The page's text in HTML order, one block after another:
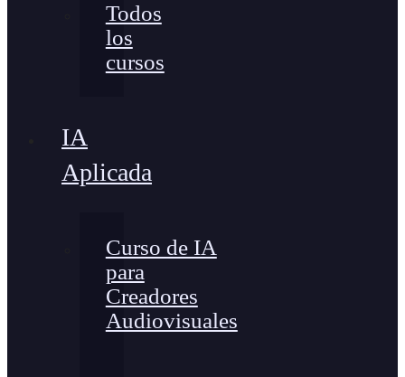
Todos
los
cursos
IA
Aplicada
Curso de IA
para
Creadores
Audiovisuales